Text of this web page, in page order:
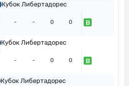
Кубок Либертадорес
- - 0 0 В
Кубок Либертадорес
- - 0 0 В
Кубок Либертадорес